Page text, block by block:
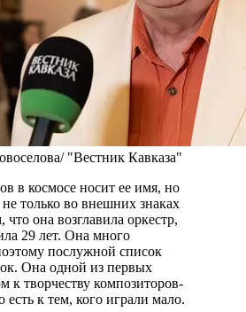
"Вестник Кавказа"
в космосе носит ее имя, но
только во внешних знаках
она возглавила оркестр,
29 лет. Она много
послужной список
Она одной из первых
к творчеству композиторов-
есть к тем, кого играли мало.